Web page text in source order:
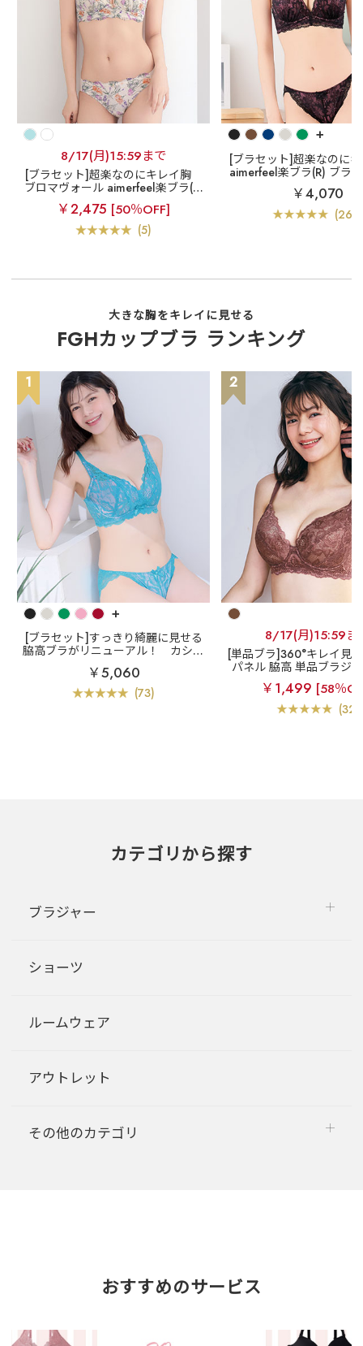
8/17(月)15:59まで
[ブラセット]超楽なのにキレイ胸
ブロマヴォール aimerfeel楽ブラ(R)
ブラジャー&ショーツ
￥2,475 [50％OFF]
(5)
+
[ブラセット]超楽なのに
aimerfeel楽ブラ(R) ブラジャー&シ
ョーツ
￥4,070
(266)
大きな胸をキレイに見せる
FGHカップブラ ランキング
1
+
[ブラセット]すっきり綺麗に見せる
脇高ブラがリニューアル！
カシュ
クールレース脇高ブラ(R) ブラジャ
ー&ショーツ (FGHカップ)
￥5,060
(73)
2
8/17(月)15:59ま
[単品ブラ]360°キレイ見え
パネル 脇高 単品ブラジ
カップ)
￥1,499 [58％
(32)
カテゴリから探す
ブラジャー
ショーツ
ルームウェア
アウトレット
その他のカテゴリ
おすすめのサービス